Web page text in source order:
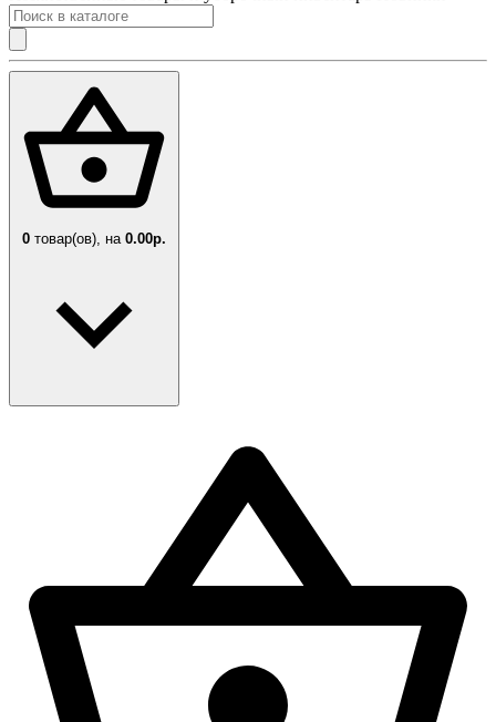
0 товар(ов), на 0.00р.